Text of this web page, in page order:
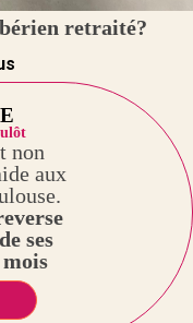
retraité?
non
aux
ses